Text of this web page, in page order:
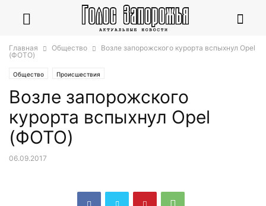
Главная Общество
Возле запорожского курорта вспыхнул Opel
(ФОТО)
Общество Происшествия
Возле запорожского
курорта вспыхнул Opel
(ФОТО)
06.09.2017